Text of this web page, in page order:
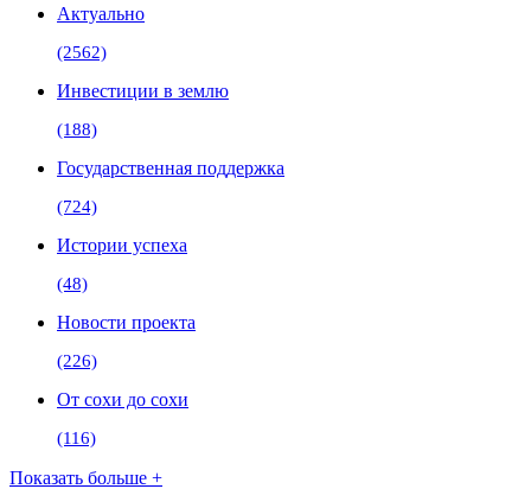
Актуально
(2562)
Инвестиции в землю
(188)
Государственная поддержка
(724)
Истории успеха
(48)
Новости проекта
(226)
От сохи до сохи
(116)
Показать больше +